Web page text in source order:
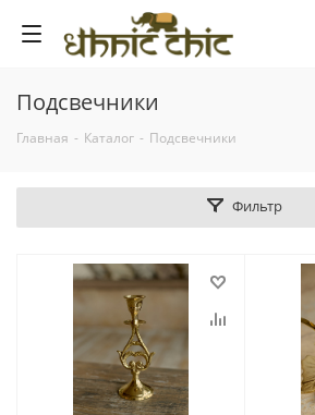
Подсвечники
Главная - Каталог - Подсвечники
Фильтр